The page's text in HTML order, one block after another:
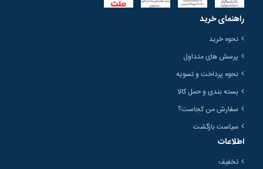
راهنمای خرید
نحوه خرید
پرسش های متداول
نحوه پرداخت و تسویه
بسته بندی و حمل کالا
سفارش من کجاست؟
سیاست بازگشت
اطلاعات
تخفیف